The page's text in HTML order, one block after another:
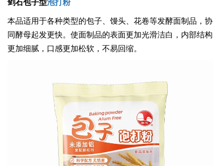
剑石包子型泡打粉
本品适用于各种类型的包子、馒头、花卷等发酵面制品，协
同酵母起发更快。使面制品的表面更加光滑洁白，内部结构
更加细腻，口感更加松软，不易回缩。